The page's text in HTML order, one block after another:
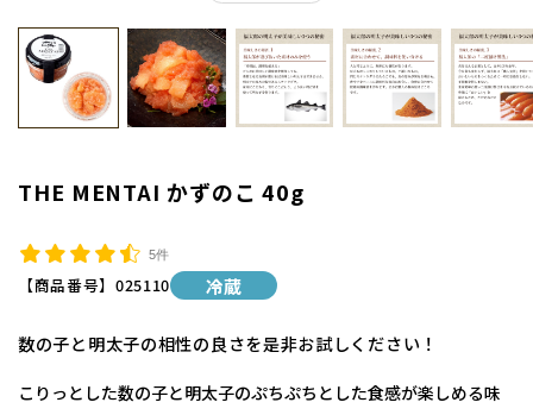
THE MENTAI かずのこ 40g
5件
【商品番号】 025110 冷蔵
数の子と明太子の相性の良さを是非お試しください！
こりっとした数の子と明太子のぷちぷちとした食感が楽しめる味